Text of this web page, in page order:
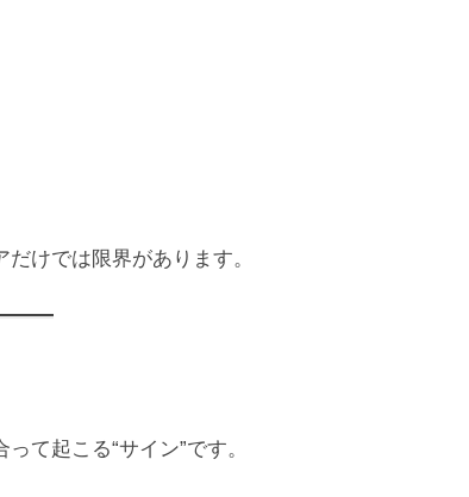
けでは限界があります。
て起こる“サイン”です。